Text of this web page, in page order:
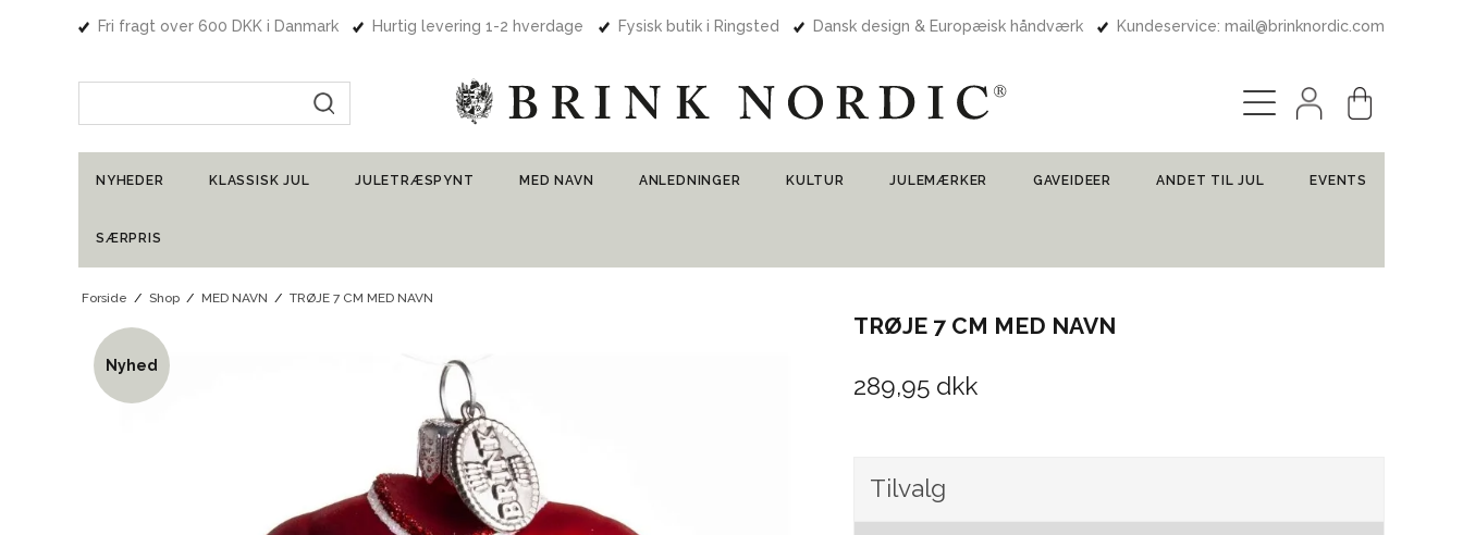
Fri fragt over 600 DKK i Danmark Hurtig levering 1-2 hverdage Fysisk butik i Ringsted Dansk design & Europæisk håndværk Kundeservice: mail@brinknordic.com
NYHEDER KLASSISK JUL JULETRÆSPYNT MED NAVN ANLEDNINGER KULTUR JULEMÆRKER GAVEIDEER ANDET TIL JUL EVENTS
SÆRPRIS
Forside / Shop / MED NAVN / TRØJE 7 CM MED NAVN
Nyhed
TRØJE 7 CM MED NAVN
289,95 dkk
Tilvalg